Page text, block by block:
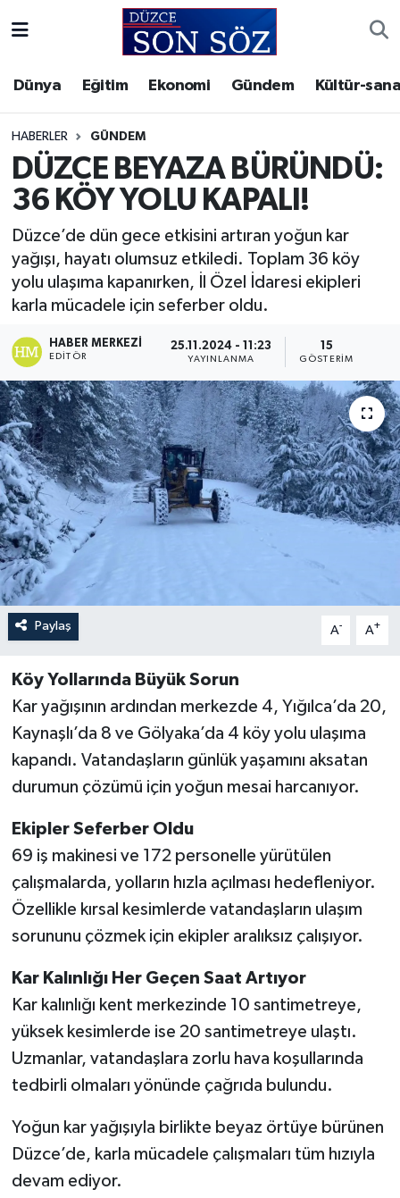
Dünya Eğitim Ekonomi Gündem Kültür-
HABERLER GÜNDEM
DÜZCE BEYAZA BÜRÜNDÜ:
36 KÖY YOLU KAPALI!
Düzce’de dün gece etkisini artıran yoğun kar
yağışı, hayatı olumsuz etkiledi. Toplam 36 köy
yolu ulaşıma kapanırken, İl Özel İdaresi ekipleri
karla mücadele için seferber oldu.
HABER MERKEZI
EDITÖR
25.11.2024 - 11:23
YAYINLANMA
15
GÖSTERIM
Paylaş A- A+
Köy Yollarında Büyük Sorun
Kar yağışının ardından merkezde 4, Yığılca’da 20,
Kaynaşlı’da 8 ve Gölyaka’da 4 köy yolu ulaşıma
kapandı. Vatandaşların günlük yaşamını aksatan
durumun çözümü için yoğun mesai harcanıyor.
Ekipler Seferber Oldu
69 iş makinesi ve 172 personelle yürütülen
çalışmalarda, yolların hızla açılması hedefleniyor.
Özellikle kırsal kesimlerde vatandaşların ulaşım
sorununu çözmek için ekipler aralıksız çalışıyor.
Kar Kalınlığı Her Geçen Saat Artıyor
Kar kalınlığı kent merkezinde 10 santimetreye,
yüksek kesimlerde ise 20 santimetreye ulaştı.
Uzmanlar, vatandaşlara zorlu hava koşullarında
tedbirli olmaları yönünde çağrıda bulundu.
Yoğun kar yağışıyla birlikte beyaz örtüye bürünen
Düzce’de, karla mücadele çalışmaları tüm hızıyla
devam ediyor.
Gizlilik Sözleşmesi
İletişim
Künye
Video Galeri
Akçakoca Hava Durumu
Akçakoca Trafik Yoğunluk Haritası
Süper Lig Puan Durumu ve Fikstür
Tüm Manşetler
Son Dakika Haberleri
Haber Arşivi